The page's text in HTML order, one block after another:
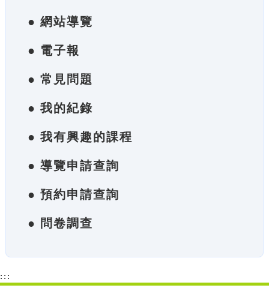
● 網站導覽
● 電子報
● 常見問題
● 我的紀錄
● 我有興趣的課程
● 導覽申請查詢
● 預約申請查詢
● 問卷調查
:::